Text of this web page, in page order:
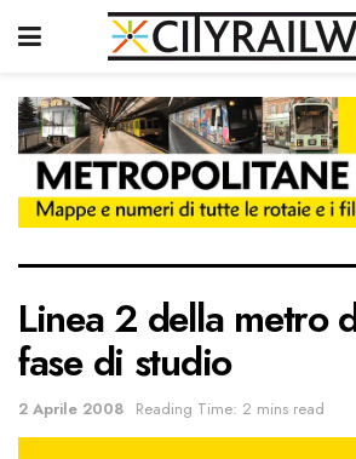
Linea 2 della metro
fase di studio
2 Aprile 2008 Reading Time: 2 mins read